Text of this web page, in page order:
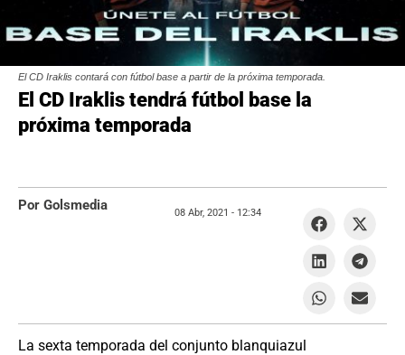
El CD Iraklis contará con fútbol base a partir de la próxima temporada.
El CD Iraklis tendrá fútbol base la
próxima temporada
La sexta temporada del conjunto blanquiazul
Por Golsmedia 08 Abr, 2021 - 12:34